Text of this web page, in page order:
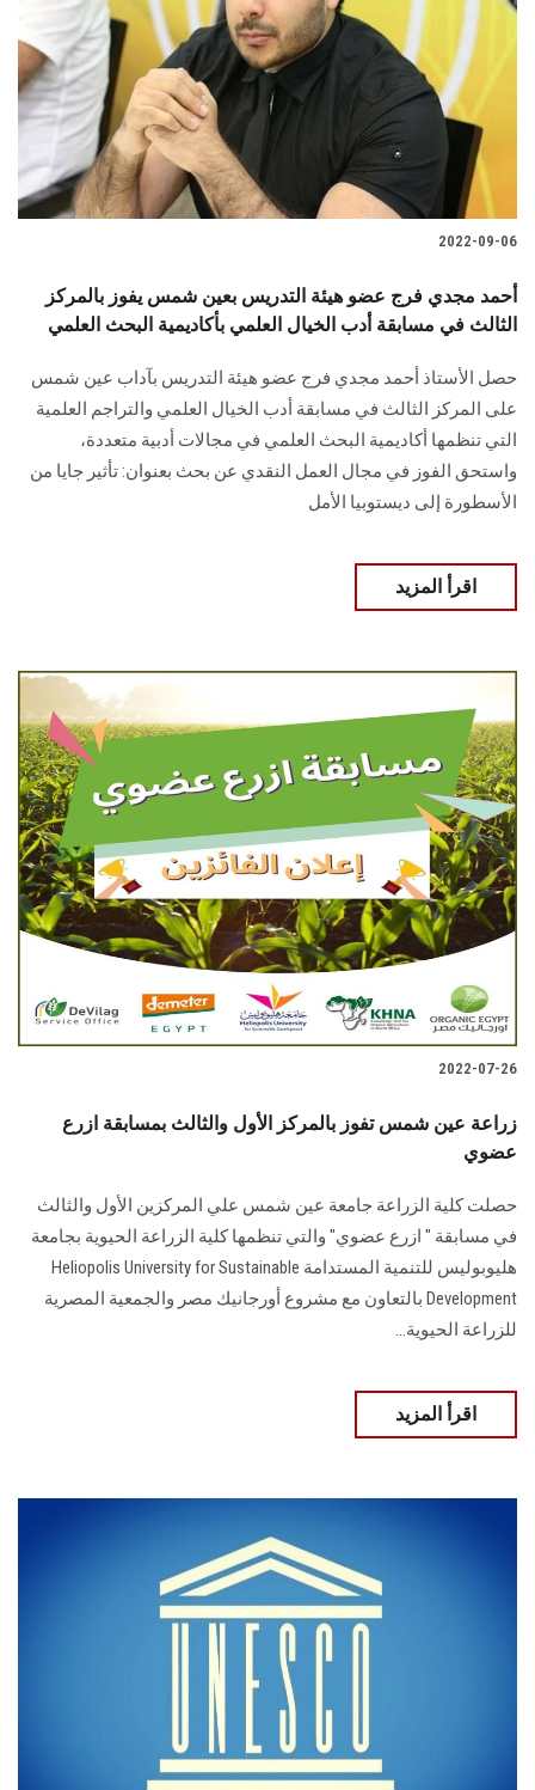
2022-09-06
أحمد مجدي فرج عضو هيئة التدريس بعين شمس يفوز بالمركز
الثالث في مسابقة أدب الخيال العلمي بأكاديمية البحث العلمي
حصل الأستاذ أحمد مجدي فرج عضو هيئة التدريس بآداب عين شمس
على المركز الثالث في مسابقة أدب الخيال العلمي والتراجم العلمية
التي تنظمها أكاديمية البحث العلمي في مجالات أدبية متعددة،
واستحق الفوز في مجال العمل النقدي عن بحث بعنوان: تأثير جايا من
الأسطورة إلى ديستوبيا الأمل
اقرأ المزيد
2022-07-26
زراعة عين شمس تفوز بالمركز الأول والثالث بمسابقة ازرع
عضوي
حصلت كلية الزراعة جامعة عين شمس علي المركزين الأول والثالث
في مسابقة " ازرع عضوي" والتي تنظمها كلية الزراعة الحيوية بجامعة
هليوبوليس للتنمية المستدامة Heliopolis University for Sustainable
Development بالتعاون مع مشروع أورجانيك مصر والجمعية المصرية
للزراعة الحيوية...
اقرأ المزيد